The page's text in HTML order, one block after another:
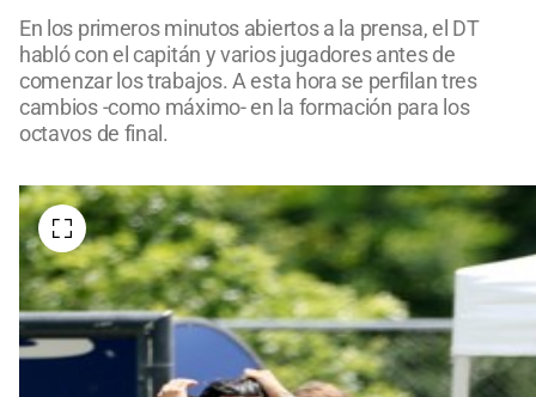
En los primeros minutos abiertos a la prensa, el DT
habló con el capitán y varios jugadores antes de
comenzar los trabajos. A esta hora se perfilan tres
cambios -como máximo- en la formación para los
octavos de final.